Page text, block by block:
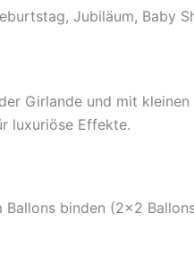
Jubiläum, Baby
Girlande und mit
luxuriöse Effekte.
binden (2×2